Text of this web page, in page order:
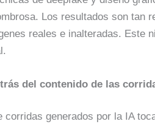
Los resultados son tan
reales e inalteradas. Este
del contenido de las
corridas generados por la IA